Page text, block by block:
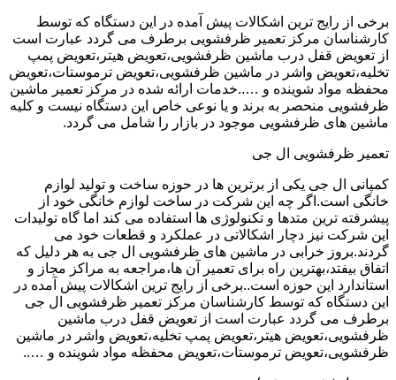
برخی از رایج ترین اشکالات پیش آمده در این دستگاه که توسط
کارشناسان مرکز تعمیر ظرفشویی برطرف می گردد عبارت است
از تعویض قفل درب ماشین ظرفشویی،تعویض هیتر،تعویض پمپ
تخلیه،تعویض واشر در ماشین ظرفشویی،تعویض ترموستات،تعویض
محفظه مواد شوینده و …..خدمات ارائه شده در مرکز تعمیر ماشین
ظرفشویی منحصر به برند و یا نوعی خاص این دستگاه نیست و کلیه
ماشین های ظرفشویی موجود در بازار را شامل می گردد.
تعمیر ظرفشویی ال جی
کمپانی ال جی یکی از برترین ها در حوزه ساخت و تولید لوازم
خانگی است.اگر چه این شرکت در ساخت لوازم خانگی خود از
پیشرفته ترین متدها و تکنولوژی ها استفاده می کند اما گاه تولیدات
این شرکت نیز دچار اشکالاتی در عملکرد و قطعات خود می
گردند.بروز خرابی در ماشین های ظرفشویی ال جی به هر دلیل که
اتفاق بیفتد،بهترین راه برای تعمیر آن ها،مراجعه به مراکز مجاز و
استاندارد این حوزه است..برخی از رایج ترین اشکالات پیش آمده در
این دستگاه که توسط کارشناسان مرکز تعمیر ظرفشویی ال جی
برطرف می گردد عبارت است از تعویض قفل درب ماشین
ظرفشویی،تعویض هیتر،تعویض پمپ تخلیه،تعویض واشر در ماشین
ظرفشویی،تعویض ترموستات،تعویض محفظه مواد شوینده و …..